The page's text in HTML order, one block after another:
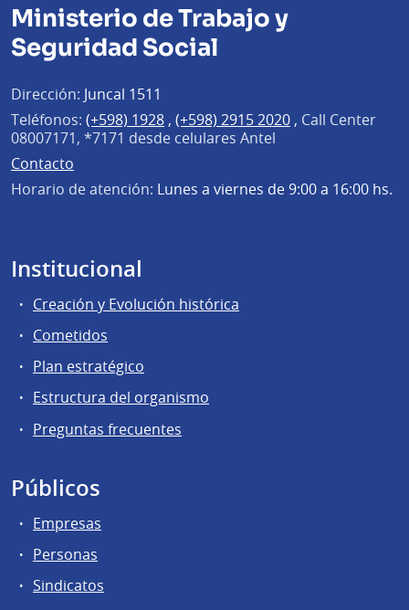
Ministerio de Trabajo y
Seguridad Social
Dirección: Juncal 1511
Teléfonos: (+598) 1928 , (+598) 2915 2020 , Call Center
08007171, *7171 desde celulares Antel
Contacto
Horario de atención: Lunes a viernes de 9:00 a 16:00 hs.
Institucional
Creación y Evolución histórica
Cometidos
Plan estratégico
Estructura del organismo
Preguntas frecuentes
Públicos
Empresas
Personas
Sindicatos